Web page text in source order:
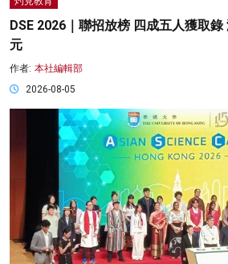
DSE 2026｜聯招放榜 四成五人獲取
元
作者: 本社編輯部
2026-08-05